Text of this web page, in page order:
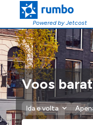
Powered by Jetcost
Voos
Ida e volta